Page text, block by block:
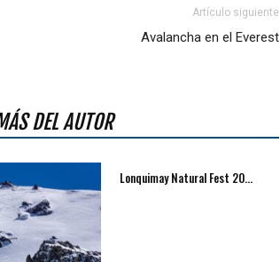
Artículo siguiente
Avalancha en el Everest
DEL AUTOR
Lonquimay Natural Fest 20...